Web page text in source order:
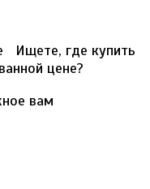
Ищете, где купить
цене?
вам